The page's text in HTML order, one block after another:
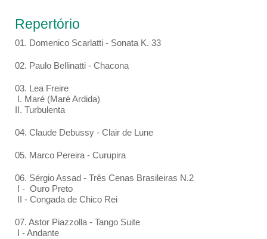
Repertório
01. Domenico Scarlatti - Sonata K. 33
02. Paulo Bellinatti - Chacona
03. Lea Freire
I. Maré (Maré Ardida)
II. Turbulenta
04. Claude Debussy - Clair de Lune
05. Marco Pereira - Curupira
06. Sérgio Assad - Três Cenas Brasileiras N.2
I - Ouro Preto
II - Congada de Chico Rei
07. Astor Piazzolla - Tango Suite
I - Andante